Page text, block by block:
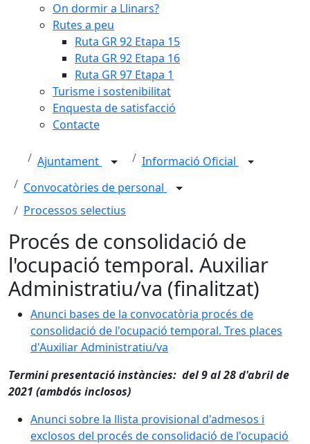
On dormir a Llinars?
Rutes a peu
Ruta GR 92 Etapa 15
Ruta GR 92 Etapa 16
Ruta GR 97 Etapa 1
Turisme i sostenibilitat
Enquesta de satisfacció
Contacte
Ajuntament
Informació Oficial
Convocatòries de personal
Processos selectius
Procés de consolidació de
l'ocupació temporal. Auxiliar
Administratiu/va (finalitzat)
Anunci bases de la convocatòria procés de
consolidació de l'ocupació temporal. Tres places
d'Auxiliar Administratiu/va
Termini presentació instàncies: del 9 al 28 d'abril de
2021 (ambdós inclosos)
Anunci sobre la llista provisional d'admesos i
exclosos del procés de consolidació de l'ocupació